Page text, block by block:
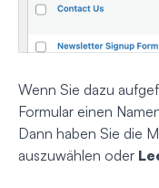
Wenn Sie dazu
Formular einen
Dann haben Sie die
auszuwählen oder